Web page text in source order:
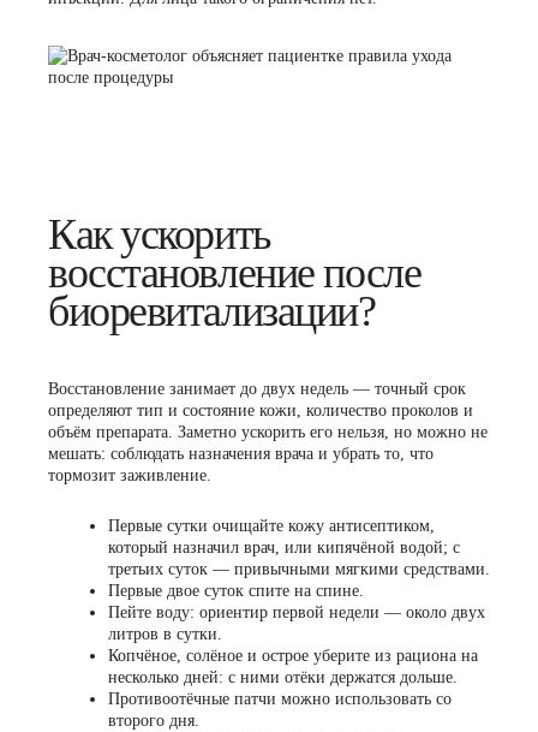
Как ускорить
восстановление после
биоревитализации?
Восстановление занимает до двух недель — точный срок
определяют тип и состояние кожи, количество проколов и
объём препарата. Заметно ускорить его нельзя, но можно не
мешать: соблюдать назначения врача и убрать то, что
тормозит заживление.
Первые сутки очищайте кожу антисептиком,
который назначил врач, или кипячёной водой; с
третьих суток — привычными мягкими средствами.
Первые двое суток спите на спине.
Пейте воду: ориентир первой недели — около двух
литров в сутки.
Копчёное, солёное и острое уберите из рациона на
несколько дней: с ними отёки держатся дольше.
Противоотёчные патчи можно использовать со
второго дня.